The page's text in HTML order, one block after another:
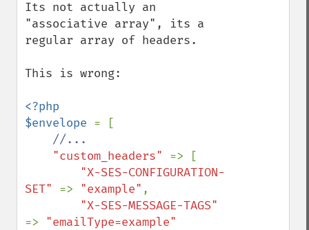
Its not actually an
"associative array", its a
regular array of headers.
This is wrong:
<?php
$envelope = [
//...
"custom_headers" => [
"X-SES-CONFIGURATION-
SET" => "example" ,
=> "emailType=example"